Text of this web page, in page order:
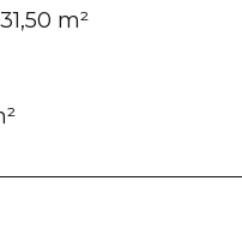
31,50 m²